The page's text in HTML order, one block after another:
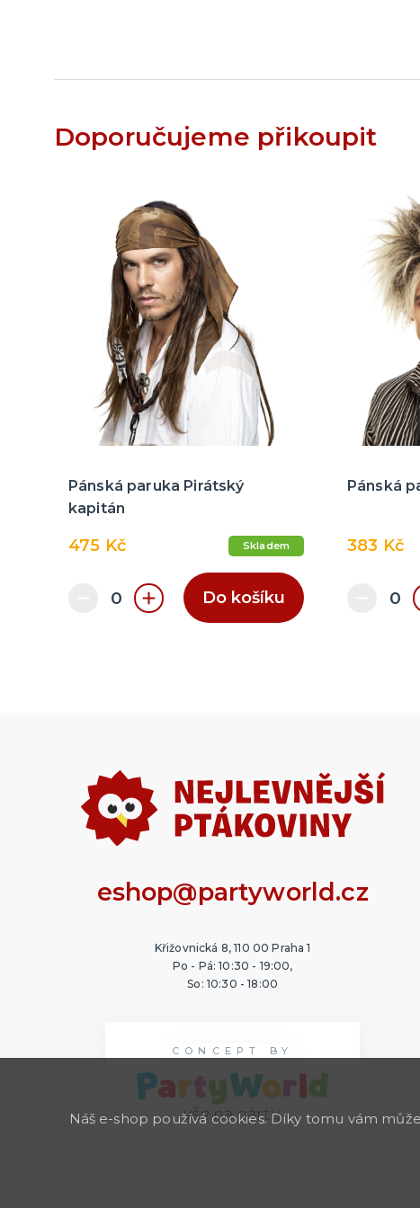
Doporučujeme přikoupit
Pánská paruka Pirátský
kapitán
475 Kč Skladem
Do košíku
Pánská
383 Kč
eshop@partyworld.cz
Křižovnická 8, 110 00 Praha 1
Po - Pá: 10:30 - 19:00,
So: 10:30 - 18:00
CONCEPT BY
Náš e-shop používá cookies. Díky tomu vám